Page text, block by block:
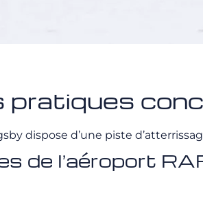
pratiques
dispose d’une piste
de l’aéroport